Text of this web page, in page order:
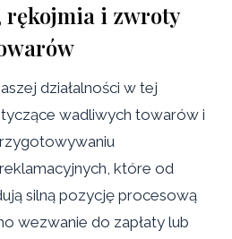
rękojmia i zwroty
działalności w tej
wadliwych towarów i
które od
silną pozycję procesową
wezwanie do zapłaty lub